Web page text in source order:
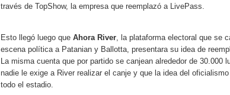
través de TopShow, la empresa que reemplazó a LivePass.
Esto llegó luego que Ahora River, la plataforma electoral que se
escena política a Patanian y Ballotta, presentara su idea de
La misma cuenta que por partido se canjean alrededor de 30.000
nadie le exige a River realizar el canje y que la idea del
todo el estadio.